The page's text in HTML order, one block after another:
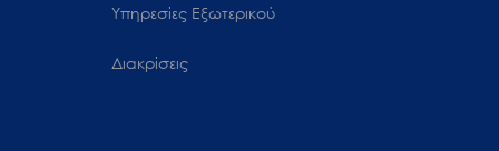
Υπηρεσίες Εξωτερικού
Διακρίσεις